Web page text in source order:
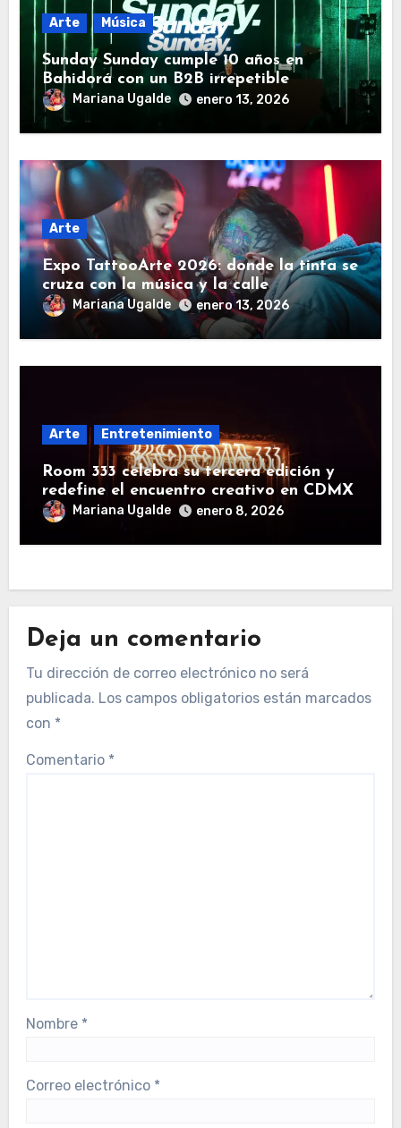
Arte Música
Sunday Sunday cumple 10 años en
Bahidorá con un B2B irrepetible
Mariana Ugalde enero 13, 2026
Arte
Expo TattooArte 2026: donde la tinta se
cruza con la música y la calle
Mariana Ugalde enero 13, 2026
Arte Entretenimiento
Room 333 celebra su tercera edición y
redefine el encuentro creativo en CDMX
Mariana Ugalde enero 8, 2026
Deja un comentario
Tu dirección de correo electrónico no será
publicada. Los campos obligatorios están marcados
con *
Comentario *
Nombre *
Correo electrónico *